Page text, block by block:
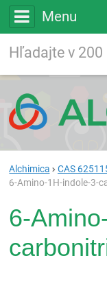
Menu
Alchimica
CAS
6-Amino-1H-indole-3-
6-